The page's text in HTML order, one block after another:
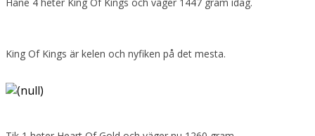
King Of Kings är kelen och nyfiken på det mesta.